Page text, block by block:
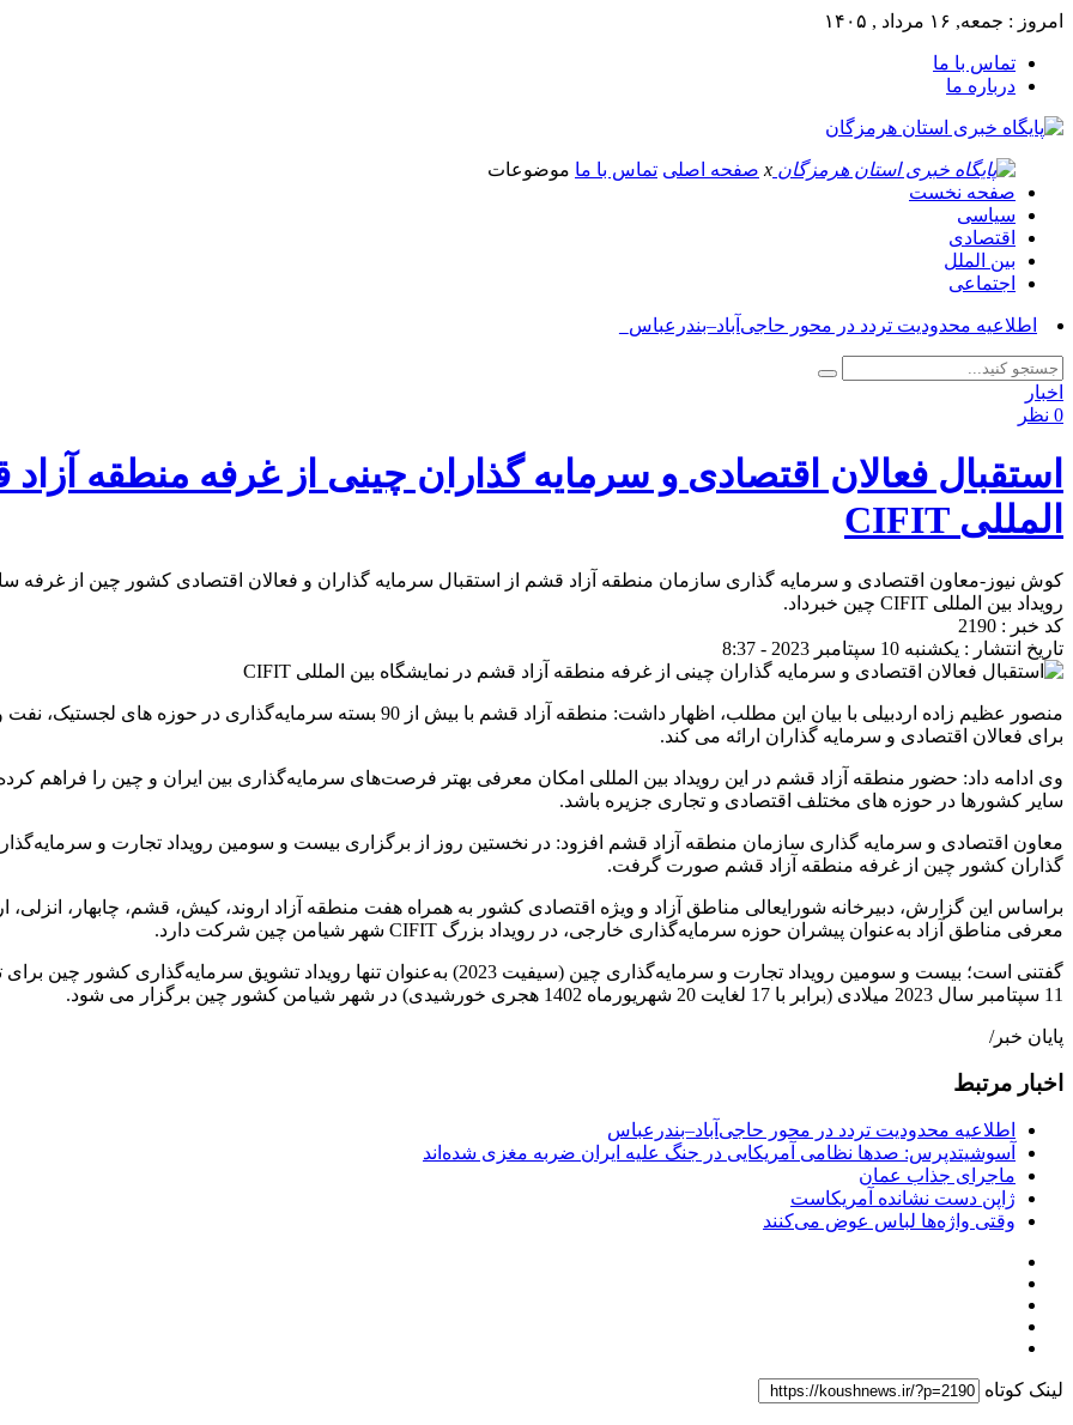
امروز : جمعه, ۱۶ مرداد , ۱۴۰۵
تماس با ما
درباره ما
x صفحه اصلی تماس با ما موضوعات
صفحه نخست
سیاسی
اقتصادی
بین الملل
اجتماعی
آسوش_
اخبار
0 نظر
استقبال فعالان اقتصادی و سرمایه گذاران چینی از غرفه منطقه
المللی CIFIT
کوش نیوز-معاون اقتصادی و سرمایه گذاری سازمان منطقه آزاد قشم از استقبال سرمایه گذاران و فعالان اقتصادی کشور چین از
رویداد بین المللی CIFIT چین خبرداد.
کد خبر : 2190
تاریخ انتشار : یکشنبه 10 سپتامبر 2023 - 8:37
منصور عظیم زاده اردبیلی با بیان این مطلب، اظهار داشت: منطقه آزاد قشم با بیش
برای فعالان اقتصادی و سرمایه گذاران ارائه می کند.
وی ادامه داد: حضور منطقه آزاد قشم در این رویداد بین المللی امکان معرفی بهتر فرصت‌های سرمایه‌گذاری بین ایران و چین را فراهم
سایر کشورها در حوزه های مختلف اقتصادی و تجاری جزیره باشد.
گذاران کشور چین از غرفه منطقه آزاد قشم صورت گرفت.
براساس این گزارش، دبیرخانه شورایعالی مناطق آزاد و ویژه اقتصادی کشور به همراه هفت منطقه آزاد اروند، کیش، قشم، چابهار،
معرفی مناطق آزاد به‌عنوان پیشران حوزه سرمایه‌گذاری خارجی، در رویداد بزرگ CIFIT شهر شیامن چین شرکت دارد.
11 سپتامبر سال 2023 میلادی (برابر با 17 لغایت 20 شهریورماه 1402 هجری خورشیدی) در شهر شیامن کشور چین برگزار می شود.
پایان خبر/
اخبار مرتبط
اطلاعیه محدودیت تردد در محور حاجی‌آباد–بندرعباس
آسوشیتدپرس: صدها نظامی آمریکایی در جنگ علیه ایران ضربه مغزی شده‌اند
ماجرای جذاب عمان
ژاپن دست نشانده آمریکاست
وقتی واژه‌ها لباس عوض می‌کنند
لینک کوتاه